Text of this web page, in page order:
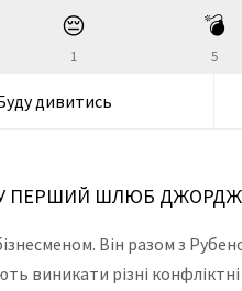
😔
1
💣
5
дивитись
ПЕРШИЙ ШЛЮБ
Він разом з
виникати різні